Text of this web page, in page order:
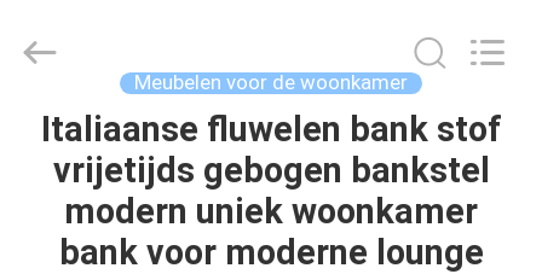
THUIS
PRODUCTEN
Furniture
Reserved.
Meubelen voor de woonkamer
Italiaanse fluwelen bank stof
vrijetijds gebogen bankstel
modern uniek woonkamer
bank voor moderne lounge